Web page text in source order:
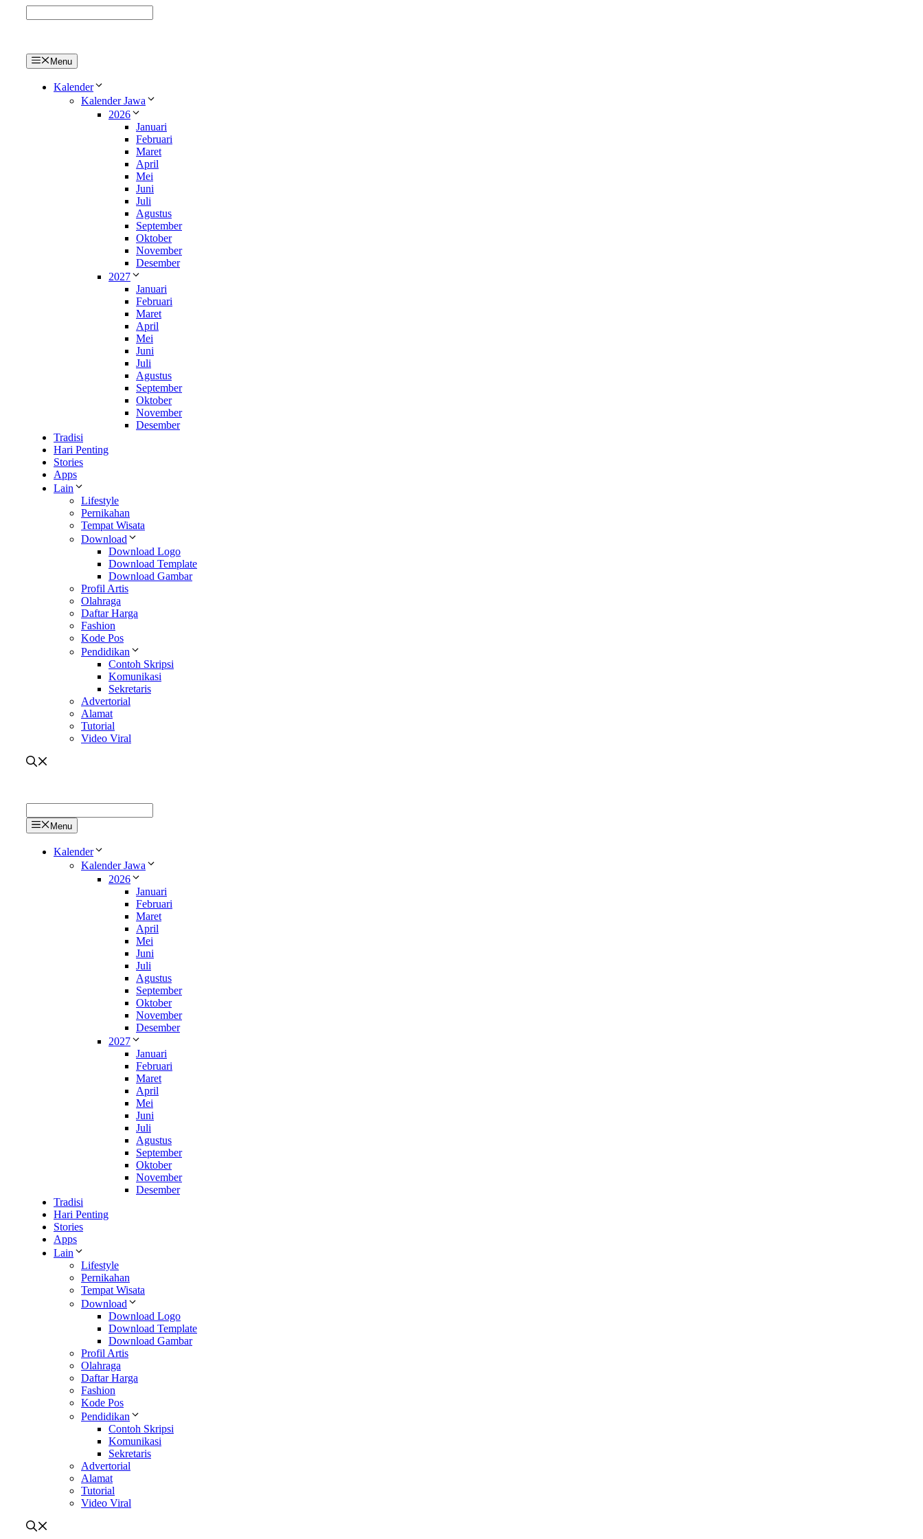
Menu
Kalender
Kalender Jawa
2026
Januari
Februari
Maret
April
Mei
Juni
Juli
Agustus
September
Oktober
November
Desember
2027
Januari
Februari
Maret
April
Mei
Juni
Juli
Agustus
September
Oktober
November
Desember
Tradisi
Hari Penting
Stories
Apps
Lain
Lifestyle
Pernikahan
Tempat Wisata
Download
Download Logo
Download Template
Download Gambar
Profil Artis
Olahraga
Daftar Harga
Fashion
Kode Pos
Pendidikan
Contoh Skripsi
Komunikasi
Sekretaris
Advertorial
Alamat
Tutorial
Video Viral
Menu
Kalender
Kalender Jawa
2026
Januari
Februari
Maret
April
Mei
Juni
Juli
Agustus
September
Oktober
November
Desember
2027
Januari
Februari
Maret
April
Mei
Juni
Juli
Agustus
September
Oktober
November
Desember
Tradisi
Hari Penting
Stories
Apps
Lain
Lifestyle
Pernikahan
Tempat Wisata
Download
Download Logo
Download Template
Download Gambar
Profil Artis
Olahraga
Daftar Harga
Fashion
Kode Pos
Pendidikan
Contoh Skripsi
Komunikasi
Sekretaris
Advertorial
Alamat
Tutorial
Video Viral